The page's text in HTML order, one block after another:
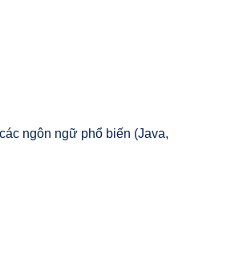
ngôn ngữ phổ biến (Java,